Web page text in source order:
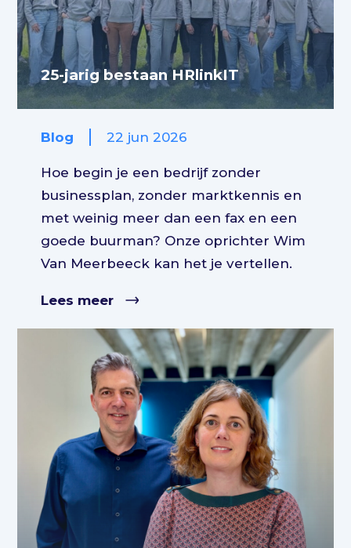
25-jarig bestaan HRlinkIT
Blog 22 jun 2026
Hoe begin je een bedrijf zonder
businessplan, zonder marktkennis en
met weinig meer dan een fax en een
goede buurman? Onze oprichter Wim
Van Meerbeeck kan het je vertellen.
Lees meer